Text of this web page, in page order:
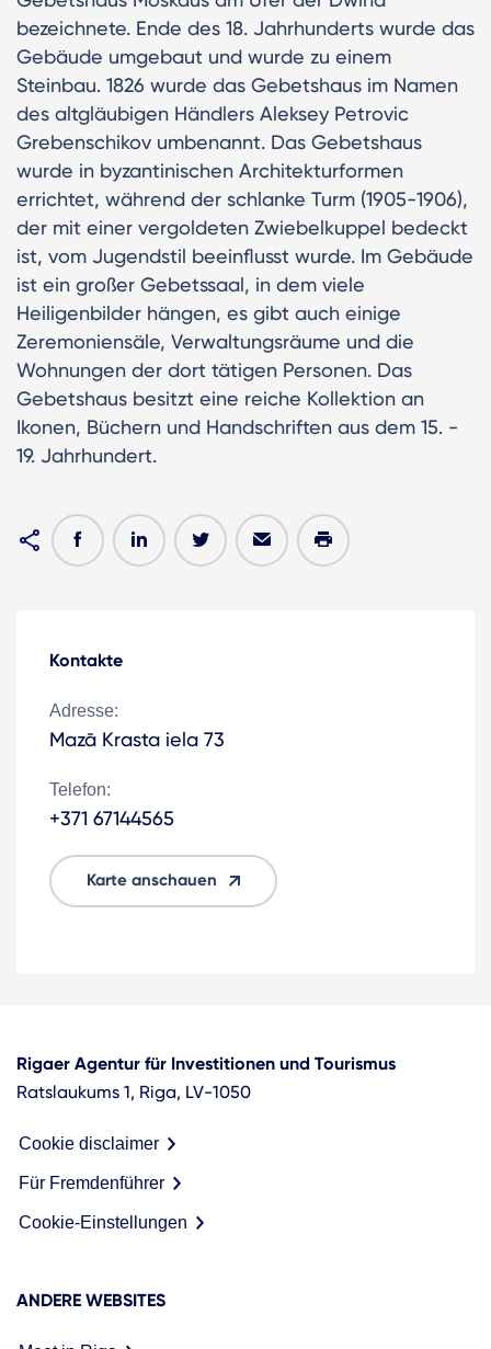
bezeichnete. Ende des 18. Jahrhunderts wurde das
Gebäude umgebaut und wurde zu einem
Steinbau. 1826 wurde das Gebetshaus im Namen
des altgläubigen Händlers Aleksey Petrovic
Grebenschikov umbenannt. Das Gebetshaus
wurde in byzantinischen Architekturformen
errichtet, während der schlanke Turm (1905-1906),
der mit einer vergoldeten Zwiebelkuppel bedeckt
ist, vom Jugendstil beeinflusst wurde. Im Gebäude
ist ein großer Gebetssaal, in dem viele
Heiligenbilder hängen, es gibt auch einige
Zeremoniensäle, Verwaltungsräume und die
Wohnungen der dort tätigen Personen. Das
Gebetshaus besitzt eine reiche Kollektion an
Ikonen, Büchern und Handschriften aus dem 15. -
19. Jahrhundert.
Kontakte
Adresse:
Mazā Krasta iela 73
Telefon:
+371 67144565
Karte anschauen
Rigaer Agentur für Investitionen und Tourismus
Ratslaukums 1, Riga, LV-1050
Cookie disclaimer
Für Fremdenführer
Cookie-Einstellungen
ANDERE WEBSITES